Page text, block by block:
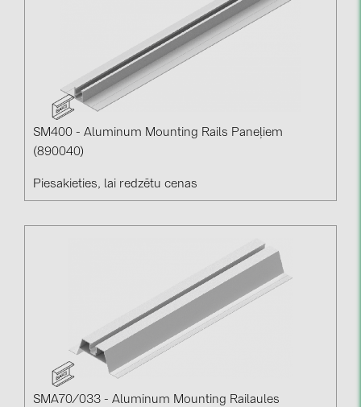
SM400 - Aluminum Mounting Rails Paneļiem
(890040)
Piesakieties, lai redzētu cenas
SMA70/033 - Aluminum Mounting Railaules